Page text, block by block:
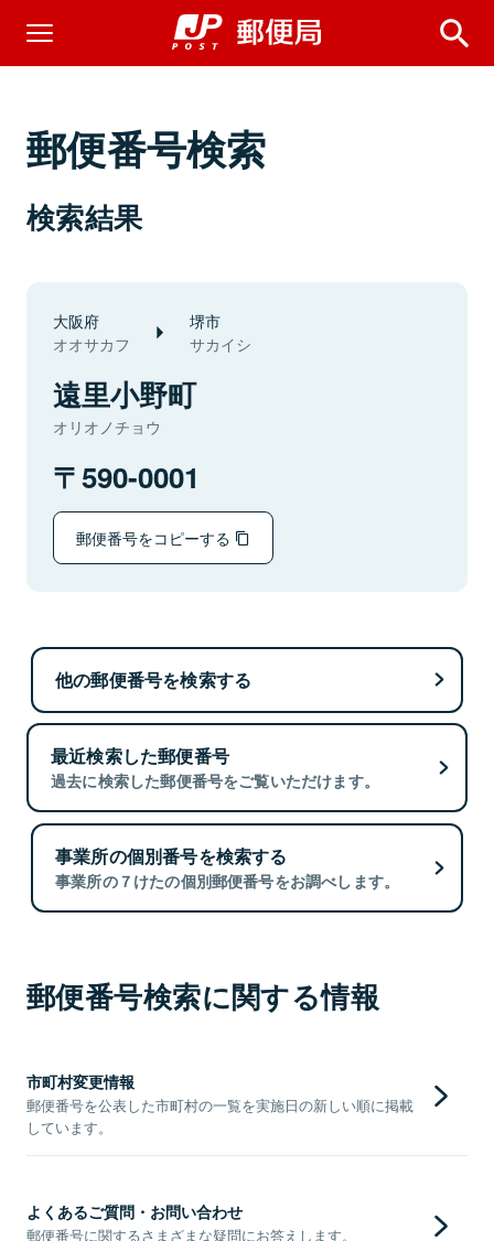
郵便番号検索
検索結果
大阪府
オオサカフ
堺市
サカイシ
遠里小野町
オリオノチョウ
590-0001
郵便番号をコピーする
他の郵便番号を検索する
最近検索した郵便番号
過去に検索した郵便番号をご覧いただけます。
事業所の個別番号を検索する
事業所の７けたの個別郵便番号をお調べします。
郵便番号検索に関する情報
市町村変更情報
郵便番号を公表した市町村の一覧を実施日の新しい順に掲載
しています。
よくあるご質問・お問い合わせ
郵便番号に関するさまざまな疑問にお答えします。